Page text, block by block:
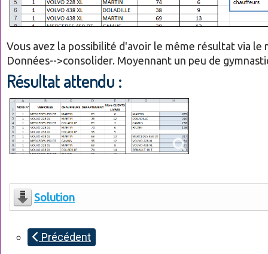
Vous avez la possibilité d'avoir le même résultat via le
Données-->consolider. Moyennant un peu de
Résultat attendu :
Solution
Précédent